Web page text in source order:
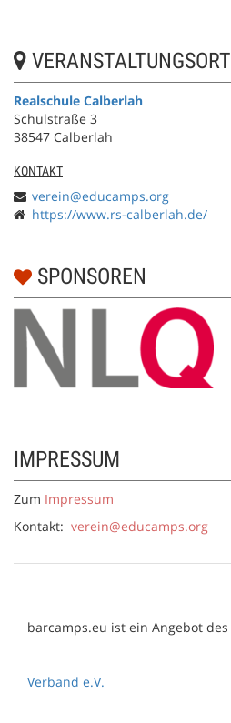
VERANSTALTUNGSORT
Realschule Calberlah
Schulstraße 3
38547 Calberlah
KONTAKT
verein@educamps.org
https://www.rs-calberlah.de/
SPONSOREN
IMPRESSUM
Zum Impressum
Kontakt: verein@educamps.org
barcamps.eu ist ein Angebot des
Verband e.V.